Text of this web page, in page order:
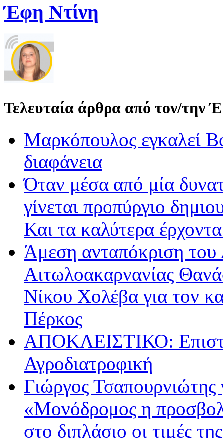
Έφη Ντίνη
Τελευταία άρθρα από τον/την
Μαρκόπουλος εγκαλεί
διαφάνεια
Όταν μέσα από μία
γίνεται προπύργιο
Και τα καλύτερα
Άμεση ανταπόκριση του
Αιτωλοακαρνανίας
Νίκου Χολέβα για τον
Πέρκος
ΑΠΟΚΛΕΙΣΤΙΚΟ:
Αγροδιατροφική
Γιώργος
«Μονόδρομος η
στο διπλάσιο οι τιμές